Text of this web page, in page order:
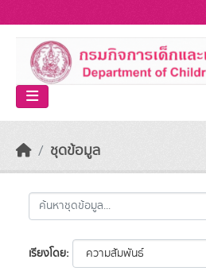
ชุดข้อมูล
เรียงโดย